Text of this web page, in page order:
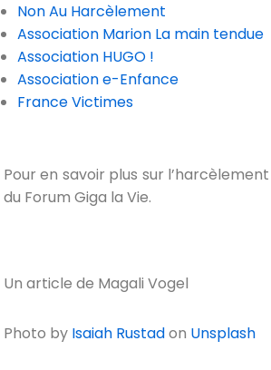
Non Au Harcèlement
Association Marion La main tendue
Association HUGO !
Association e-Enfance
France Victimes
Pour en savoir plus sur
du Forum Giga la Vie.
Un article de Magali Vogel
Photo by Isaiah Rustadon Unsplash